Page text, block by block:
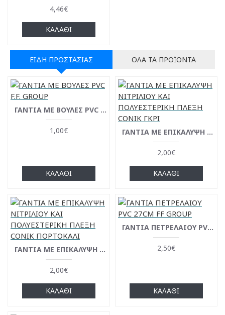
4,46€
ΚΑΛΆΘΙ
ΕΊΔΗ ΠΡΟΣΤΑΣΊΑΣ ΌΛΑ ΤΑ ΠΡΟΪΌΝΤΑ
ΓΑΝΤΙΑ ΜΕ ΒΟΥΛΕΣ PVC F.F. GROUP
1,00€
ΚΑΛΆΘΙ
ΓΑΝΤΙΑ ΜΕ ΕΠΙΚΑΛΥΨΗ ΝΙΤΡΙΛΙΟΥ ΚΑΙ ΠΟΛΥΕΣΤΕΡΙΚΗ ΠΛΕΞΗ CONIK ΓΚΡΙ
2,00€
ΚΑΛΆΘΙ
ΓΑΝΤΙΑ ΜΕ ΕΠΙΚΑΛΥΨΗ ΝΙΤΡΙΛΙΟΥ ΚΑΙ ΠΟΛΥΕΣΤΕΡΙΚΗ ΠΛΕΞΗ CONIK ΠΟΡΤΟΚΑΛΙ
2,00€
ΚΑΛΆΘΙ
ΓΑΝΤΙΑ ΠΕΤΡΕΛΑΙΟΥ PVC 27CM FF GROUP
2,50€
ΚΑΛΆΘΙ